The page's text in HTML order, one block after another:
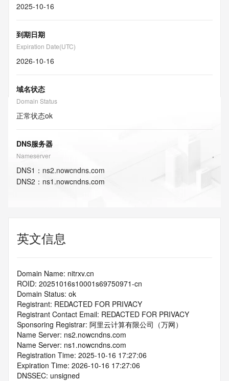
2025-10-16
到期日期
Expiration Date(UTC)
2026-10-16
域名状态
Domain Status
正常状态ok
DNS服务器
Nameserver
DNS1 ： ns2.nowcndns.com
DNS2 ： ns1.nowcndns.com
英文信息
Domain Name: nitrxv.cn
ROID: 20251016s10001s69750971-cn
Domain Status: ok
Registrant: REDACTED FOR PRIVACY
Registrant Contact Email: REDACTED FOR PRIVACY
Sponsoring Registrar: 阿里云计算有限公司（万网）
Name Server: ns2.nowcndns.com
Name Server: ns1.nowcndns.com
Registration Time: 2025-10-16 17:27:06
Expiration Time: 2026-10-16 17:27:06
DNSSEC: unsigned